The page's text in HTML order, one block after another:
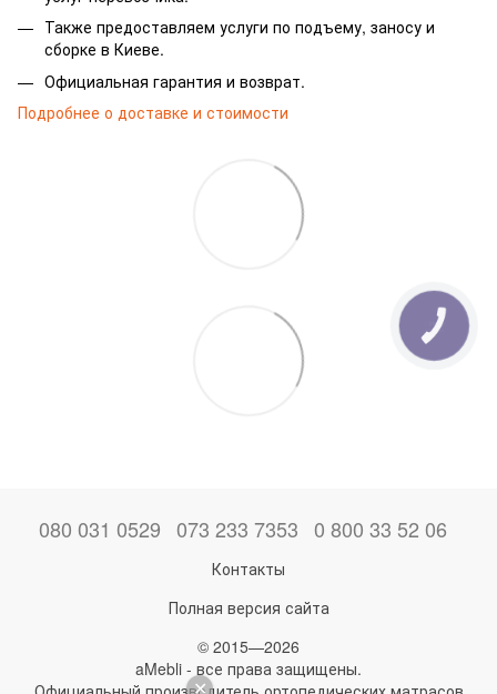
Также предоставляем услуги по подъему, заносу и
сборке в Киеве.
Официальная гарантия и возврат.
Подробнее о доставке и стоимости
080 031 0529 073 233 7353 0 800 33 52 06
Контакты
Полная версия сайта
© 2015—2026
aMebli - все права защищены.